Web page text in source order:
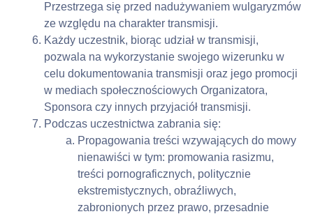
Przestrzega się przed nadużywaniem wulgaryzmów
ze względu na charakter transmisji.
Każdy uczestnik, biorąc udział w transmisji,
pozwala na wykorzystanie swojego wizerunku w
celu dokumentowania transmisji oraz jego promocji
w mediach społecznościowych Organizatora,
Sponsora czy innych przyjaciół transmisji.
Podczas uczestnictwa zabrania się:
Propagowania treści wzywających do mowy
nienawiści w tym: promowania rasizmu,
treści pornograficznych, politycznie
ekstremistycznych, obraźliwych,
zabronionych przez prawo, przesadnie